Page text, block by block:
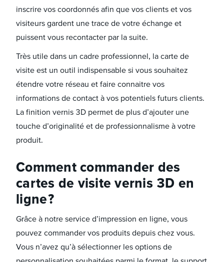
inscrire vos coordonnés afin que vos clients et vos
visiteurs gardent une trace de votre échange et
puissent vous recontacter par la suite.
Très utile dans un cadre professionnel, la carte de
visite est un outil indispensable si vous souhaitez
étendre votre réseau et faire connaitre vos
informations de contact à vos potentiels futurs clients.
La finition vernis 3D permet de plus d’ajouter une
touche d’originalité et de professionnalisme à votre
produit.
Comment commander des
cartes de visite vernis 3D en
ligne ?
Grâce à notre service d’impression en ligne, vous
pouvez commander vos produits depuis chez vous.
Vous n’avez qu’à sélectionner les options de